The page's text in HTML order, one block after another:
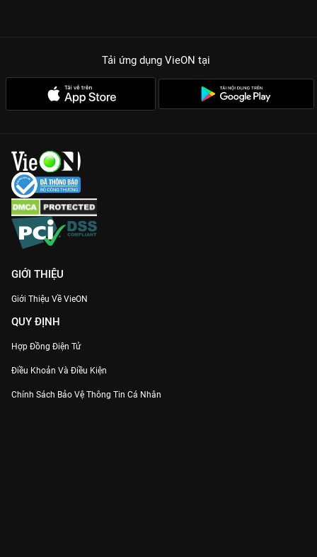
Tải ứng dụng VieON tại
GIỚI THIỆU
Giới Thiệu Về VieON
QUY ĐỊNH
Hợp Đồng Điện Tử
Điều Khoản Và Điều Kiện
Chính Sách Bảo Vệ Thông Tin Cá Nhân